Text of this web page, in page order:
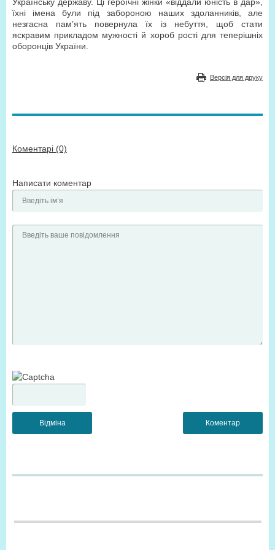
їхні імена були під забороною наших здоланників, але
незгасна пам’ять повернула їх із небуття, щоб стати
яскравим прикладом мужності й хороб рості для теперішніх
оборонців України.
Версія для друку
Коментарі (0)
Написати коментар